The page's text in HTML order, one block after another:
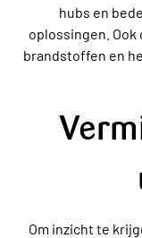
hubs en
oplossingen.
brandstoffen en
Om inzicht te